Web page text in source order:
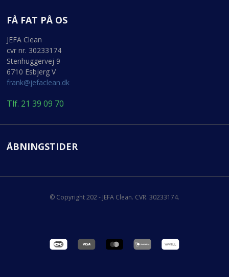
FÅ FAT PÅ OS
JEFA Clean
cvr nr. 30233174
Stenhuggervej 9
6710 Esbjerg V
frank@jefaclean.dk
Tlf. 21 39 09 70
ÅBNINGSTIDER
© Copyright 202 - JEFA Clean. CVR. 30233174.